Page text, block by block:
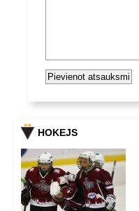
HOKEJS